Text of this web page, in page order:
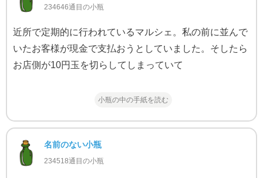
234646通目の小瓶
近所で定期的に行われているマルシェ。私の前に並んで
いたお客様が現金で支払おうとしていました。そしたら
お店側が10円玉を切らしてしまっていて
小瓶の中の手紙を読む
名前のない小瓶
234518通目の小瓶